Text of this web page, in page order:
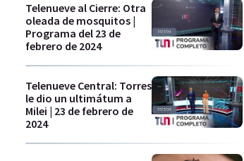
Telenueve al Cierre: Otra
oleada de mosquitos |
Programa del 23 de
febrero de 2024
Telenueve Central: Torres
le dio un ultimátum a
Milei | 23 de febrero de
2024